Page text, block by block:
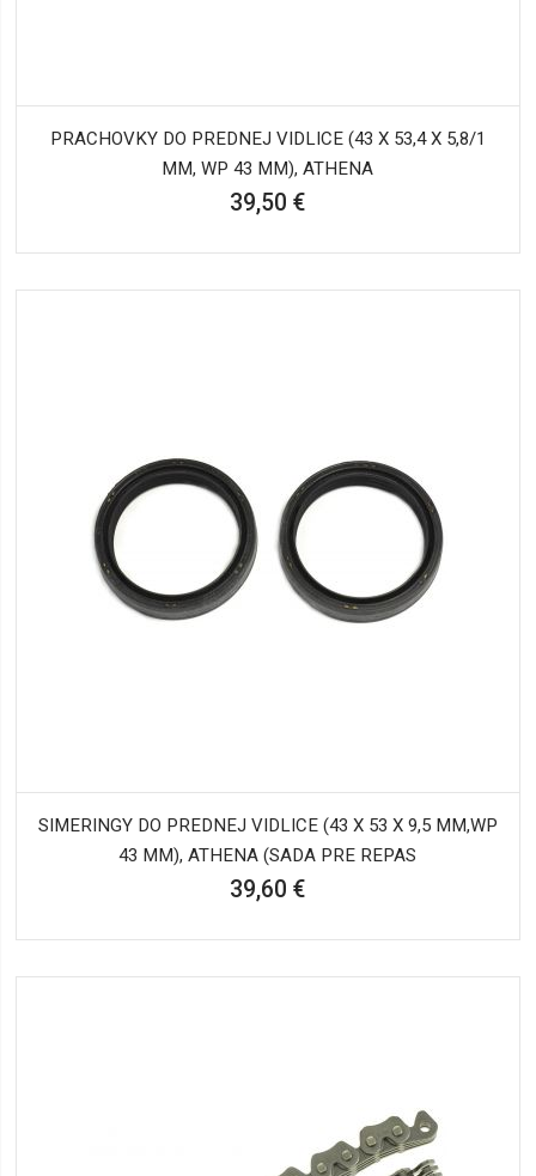
PRACHOVKY DO PREDNEJ VIDLICE (43 X 53,4 X 5,8/1
MM, WP 43 MM), ATHENA
39,50 €
SIMERINGY DO PREDNEJ VIDLICE (43 X 53 X 9,5 MM,WP
43 MM), ATHENA (SADA PRE REPAS
39,60 €